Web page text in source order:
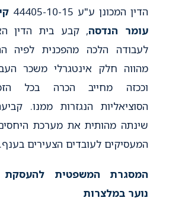
הדין המכונן ע"ע 44405-10-15
עומר הנדסה, קבע בית הדין
לעבודה הלכה מהפכנית לפיה
מהווה חלק אינטגרלי משכר
וככזה מחייב הכרה בכל
הסוציאליות הנגזרות ממנו.
שינתה מהותית את מערכת
המעסיקים לעובדים הצעירים בענף.
המסגרת המשפטית להעסקת
נוער במלצרות